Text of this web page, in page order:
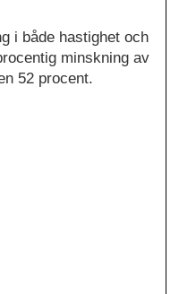
i både hastighet och
minskning av
52 procent.